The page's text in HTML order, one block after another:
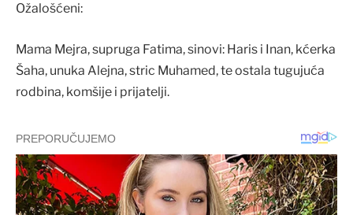
Ožalošćeni:
Mama Mejra, supruga Fatima, sinovi: Haris i Inan, kćerka
Šaha, unuka Alejna, stric Muhamed, te ostala tugujuća
rodbina, komšije i prijatelji.